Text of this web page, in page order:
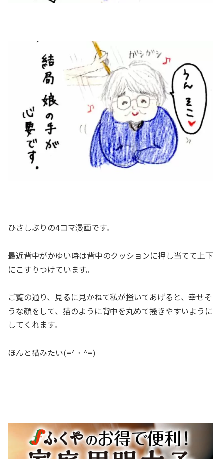
ひさしぶりの4コマ漫画です。
最近背中がかゆい時は背中のクッションに押し当てて上下
にこすりつけています。
ご覧の通り、見るに見かねて私が掻いてあげると、幸せそ
うな顔をして、猫のように背中を丸めて搔きやすいように
してくれます。
ほんと猫みたい(=^・^=)